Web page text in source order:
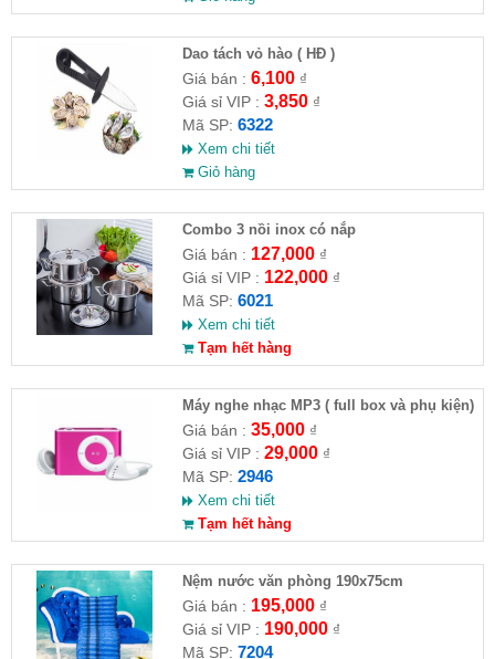
Dao tách vỏ hào ( HĐ )
Giá bán : 6,100₫
Giá sỉ VIP : 3,850₫
Mã SP: 6322
Xem chi tiết
Giỏ hàng
Combo 3 nồi inox có nắp
Giá bán : 127,000₫
Giá sỉ VIP : 122,000₫
Mã SP: 6021
Xem chi tiết
Tạm hết hàng
Máy nghe nhạc MP3 ( full box và phụ kiện)
Giá bán : 35,000₫
Giá sỉ VIP : 29,000₫
Mã SP: 2946
Xem chi tiết
Tạm hết hàng
Nệm nước văn phòng 190x75cm
Giá bán : 195,000₫
Giá sỉ VIP : 190,000₫
Mã SP: 7204